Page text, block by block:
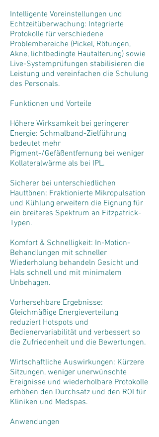
Intelligente Voreinstellungen und
Echtzeitüberwachung: Integrierte
Protokolle für verschiedene
Problembereiche (Pickel, Rötungen,
Akne, lichtbedingte Hautalterung) sowie
Live-Systemprüfungen stabilisieren die
Leistung und vereinfachen die Schulung
des Personals.
Funktionen und Vorteile
Höhere Wirksamkeit bei geringerer
Energie: Schmalband-Zielführung
bedeutet mehr
Pigment-/Gefäßentfernung bei weniger
Kollateralwärme als bei IPL.
Sicherer bei unterschiedlichen
Hauttönen: Fraktionierte Mikropulsation
und Kühlung erweitern die Eignung für
ein breiteres Spektrum an Fitzpatrick-
Typen.
Komfort & Schnelligkeit: In-Motion-
Behandlungen mit schneller
Wiederholung behandeln Gesicht und
Hals schnell und mit minimalem
Unbehagen.
Vorhersehbare Ergebnisse:
Gleichmäßige Energieverteilung
reduziert Hotspots und
Bedienervariabilität und verbessert so
die Zufriedenheit und die Bewertungen.
Wirtschaftliche Auswirkungen: Kürzere
Sitzungen, weniger unerwünschte
Ereignisse und wiederholbare Protokolle
erhöhen den Durchsatz und den ROI für
Kliniken und Medspas.
Anwendungen